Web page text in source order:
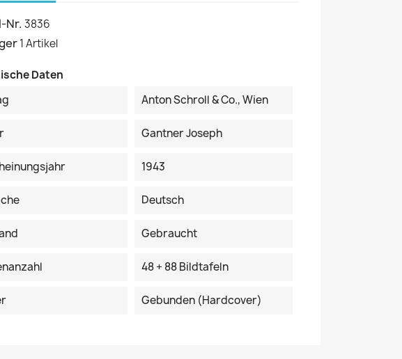
Nr. 3836
1 Artikel
Daten
Anton Schroll & Co., Wien
Gantner Joseph
1943
Deutsch
Gebraucht
48 + 88 Bildtafeln
Gebunden (Hardcover)